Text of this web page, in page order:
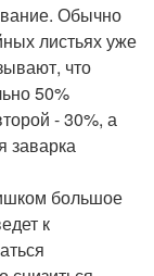
Обычно
листьях уже
что
50%
- 30%, а
заварка
большое
к